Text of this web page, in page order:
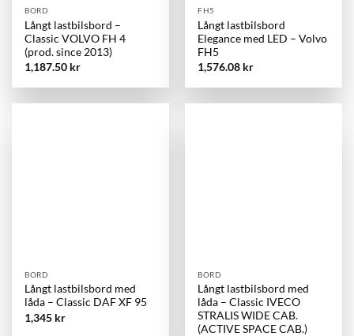
BORD
Långt lastbilsbord –
Classic VOLVO FH 4
(prod. since 2013)
1,187.50 kr
FH5
Långt lastbilsbord
Elegance med LED – Volvo
FH5
1,576.08 kr
BORD
Långt lastbilsbord med
låda – Classic DAF XF 95
1,345 kr
BORD
Långt lastbilsbord med
låda – Classic IVECO
STRALIS WIDE CAB.
(ACTIVE SPACE CAB.)